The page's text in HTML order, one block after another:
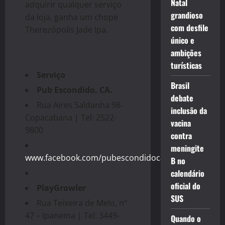
adquirir qualquer serviço
da loja, ganha um chope
Therezópolis Jade Ipa.
Serviço
Pub Escondido, CA.
Rua Aires Saldanha 98-
Copacabana | Tel: 2522-
9800
www.facebook.com/pubescondidoca/
PlayGrowler
Rua Teixeira de Melo, nº
47 – Ipanema | Tel: 3449-
Natal
grandioso
com desfile
único e
ambições
turísticas
Brasil
debate
inclusão da
vacina
contra
meningite
B no
calendário
oficial do
SUS
Quando o